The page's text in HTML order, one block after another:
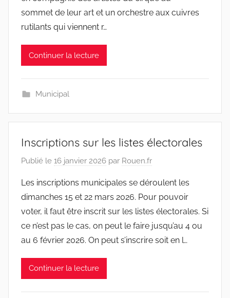
sommet de leur art et un orchestre aux cuivres
rutilants qui viennent r…
Continuer la lecture
Municipal
Inscriptions sur les listes électorales
Publié le 16 janvier 2026 par Rouen.fr
Les inscriptions municipales se déroulent les
dimanches 15 et 22 mars 2026. Pour pouvoir
voter, il faut être inscrit sur les listes électorales. Si
ce n’est pas le cas, on peut le faire jusqu’au 4 ou
au 6 février 2026. On peut s’inscrire soit en l…
Continuer la lecture